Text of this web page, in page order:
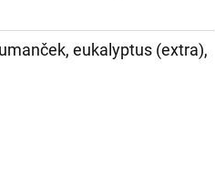
eukalyptus (extra),